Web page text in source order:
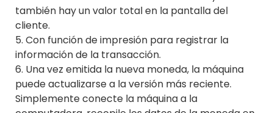
también hay un valor total en la pantalla del
cliente.
5. Con función de impresión para registrar la
información de la transacción.
6. Una vez emitida la nueva moneda, la máquina
puede actualizarse a la versión más reciente.
Simplemente conecte la máquina a la